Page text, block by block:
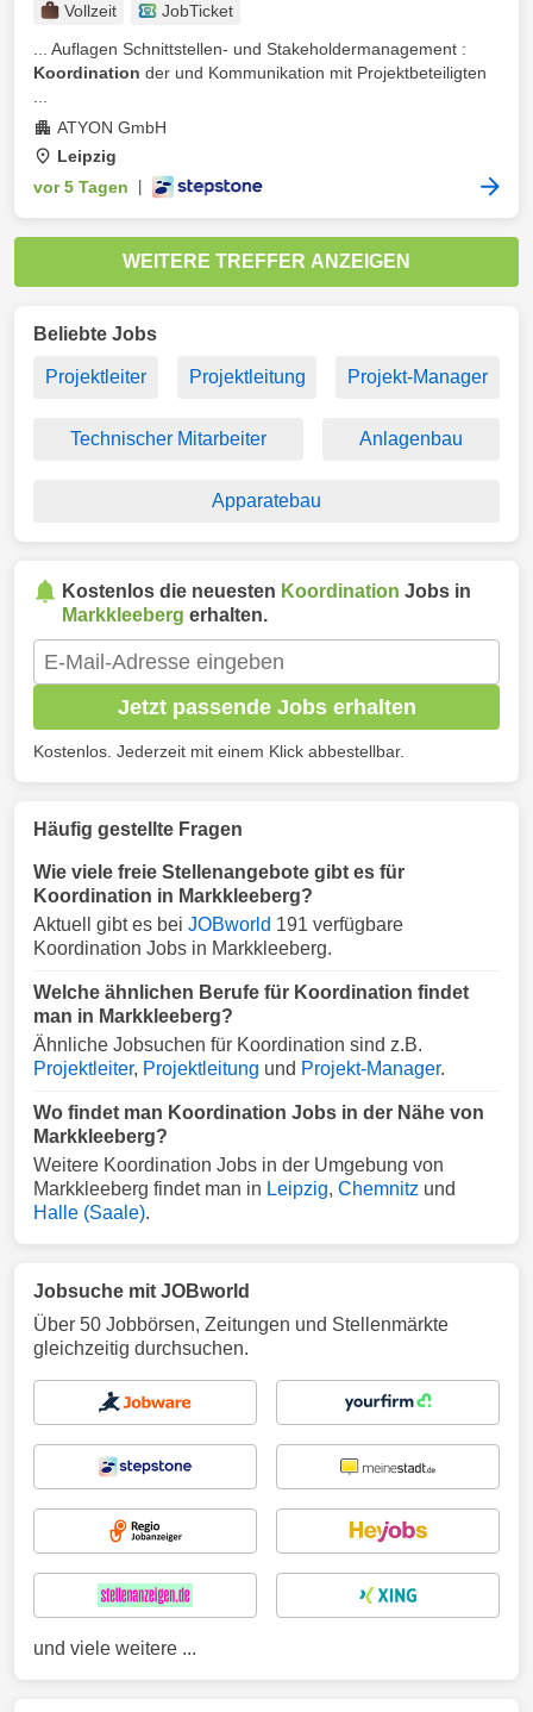
Vollzeit
JobTicket
... Auflagen Schnittstellen- und Stakeholdermanagement :
Koordination der und Kommunikation mit Projektbeteiligten
ATYON GmbH
Leipzig
vor 5 Tagen
WEITERE TREFFER ANZEIGEN
Beliebte Jobs
Projektleiter Projektleitung Projekt-Manager
Technischer Mitarbeiter Anlagenbau
Apparatebau
Kostenlos die neuesten Koordination Jobs in
Markkleeberg erhalten.
Jetzt passende Jobs erhalten
Kostenlos. Jederzeit mit einem Klick abbestellbar.
Häufig gestellte Fragen
Wie viele freie Stellenangebote gibt es für
Koordination in Markkleeberg?
Aktuell gibt es bei JOBworld 191 verfügbare
Koordination Jobs in Markkleeberg.
Welche ähnlichen Berufe für Koordination findet
man in Markkleeberg?
Ähnliche Jobsuchen für Koordination sind z.B.
Projektleiter, Projektleitung und Projekt-Manager.
Wo findet man Koordination Jobs in der Nähe von
Markkleeberg?
Weitere Koordination Jobs in der Umgebung von
Markkleeberg findet man in Leipzig, Chemnitz und
Halle (Saale).
Jobsuche mit JOBworld
Über 50 Jobbörsen, Zeitungen und Stellenmärkte
gleichzeitig durchsuchen.
und viele weitere ...